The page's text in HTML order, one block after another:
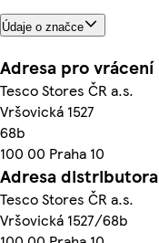
Údaje o značce
Adresa pro vrácení
Tesco Stores ČR a.s.
Vršovická 1527
68b
100 00 Praha 10
Adresa distributora
Tesco Stores ČR a.s.
Vršovická 1527/68b